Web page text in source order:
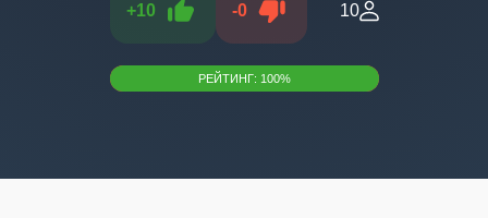
+10 -0 10
РЕЙТИНГ: 100%